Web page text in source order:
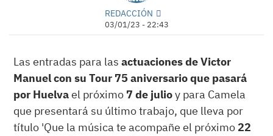
REDACCIÓN
03/01/23 - 22:43
Las entradas para las actuaciones de Victor
Manuel con su Tour 75 aniversario que pasará
por Huelvael próximo 7 de julioy para Camela
que presentará su último trabajo, que lleva por
título 'Que la música te acompañe el próximo 22